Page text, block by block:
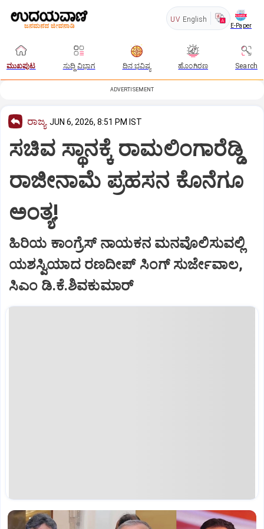
UV English
E-Paper
ಮುಖಪುಟ ಸುದ್ದಿ ವಿಭಾಗ ದಿನ ಭವಿಷ್ಯ ಹೊಂಗಿರಣ Search
ADVERTISEMENT
ರಾಜ್ಯ JUN 6, 2026, 8:51 PM IST
ಸಚಿವ ಸ್ಥಾನಕ್ಕೆ ರಾಮಲಿಂಗಾರೆಡ್ಡಿ
ರಾಜೀನಾಮೆ ಪ್ರಹಸನ ಕೊನೆಗೂ
ಅಂತ್ಯ!
ಹಿರಿಯ ಕಾಂಗ್ರೆಸ್ ನಾಯಕನ ಮನವೊಲಿಸುವಲ್ಲಿ
ಯಶಸ್ವಿಯಾದ ರಣದೀಪ್ ಸಿಂಗ್ ಸುರ್ಜೇವಾಲ,
ಸಿಎಂ ಡಿ.ಕೆ.ಶಿವಕುಮಾರ್‌